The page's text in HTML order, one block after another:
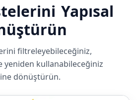
Yapısal
filtreleyebileceğiniz,
yeniden kullanabileceğiniz
dönüştürün.